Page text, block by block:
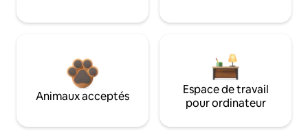
Animaux acceptés
Espace de travail
pour ordinateur